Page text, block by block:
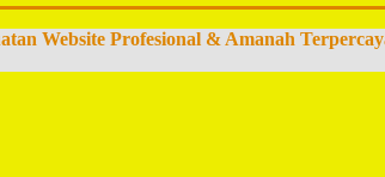
Website Profesional & Amanah